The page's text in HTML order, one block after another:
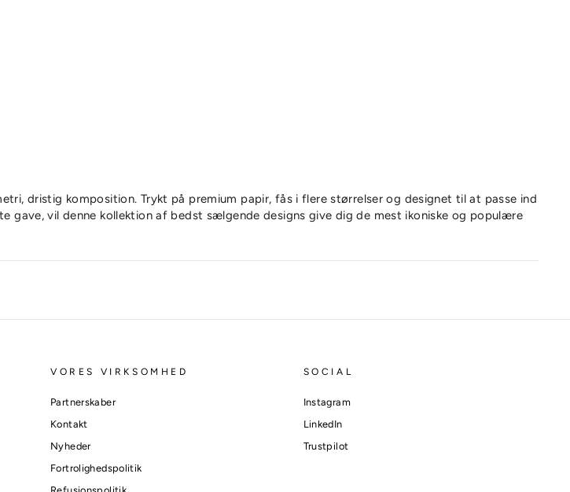
dristig komposition. Trykt på premium papir, fås i flere størrelser og designet til at passe ind
gave, vil denne kollektion af bedst sælgende designs give dig de mest ikoniske og populære
VORES VIRKSOMHED
Partnerskaber
Kontakt
Nyheder
Fortrolighedspolitik
SOCIAL
Instagram
LinkedIn
Trustpilot